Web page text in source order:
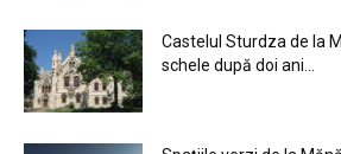
Castelul Sturdza de la
schele după doi ani...